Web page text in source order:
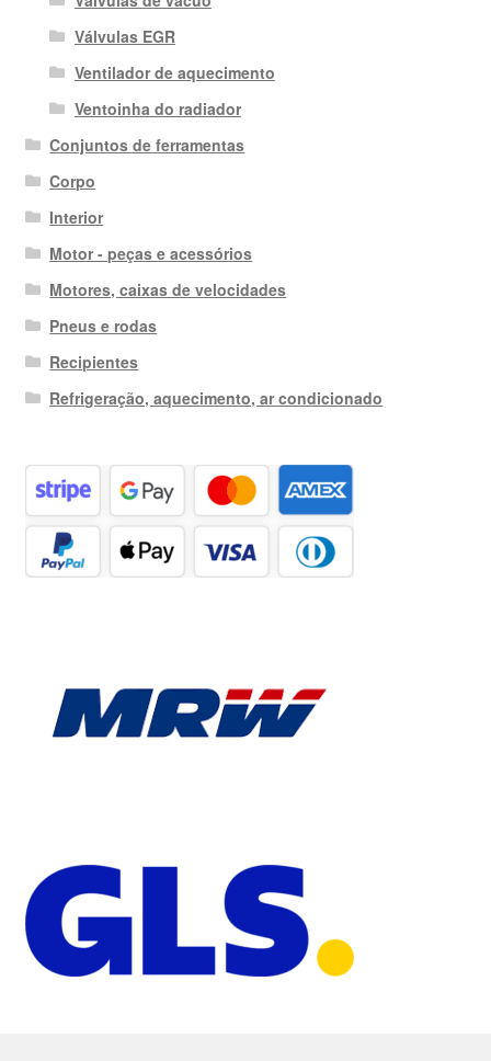
Válvulas EGR
Ventilador de aquecimento
Ventoinha do radiador
Conjuntos de ferramentas
Corpo
Interior
Motor - peças e acessórios
Motores, caixas de velocidades
Pneus e rodas
Recipientes
Refrigeração, aquecimento, ar condicionado